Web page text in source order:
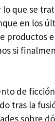
lo que se
en los
productos
si
de
tras la